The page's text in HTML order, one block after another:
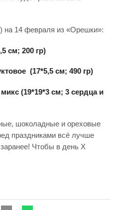
на 14 февраля из «Орешки»:
см; 200 гр)
(17*5,5 см; 490 гр)
(19*19*3 см; 3 сердца и
шоколадные и ореховые
праздниками всё лучше
Чтобы в день X